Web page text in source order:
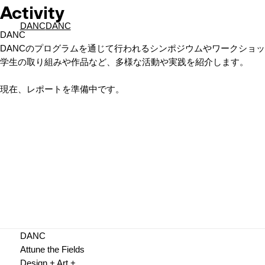
DANCDANC
Activity
DANC
DANCのプログラムを通じて行われるシンポジウムやワークショ
学生の取り組みや作品など、多様な活動や実践を紹介します。
現在、レポートを準備中です。
DANC
Attune the Fields
Design + Art +